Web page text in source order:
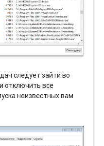
следует зайти во
и отключить все
неизвестных вам